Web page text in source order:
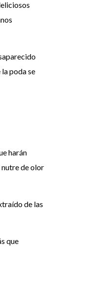
poda se
harán
nutre de olor
de las
que